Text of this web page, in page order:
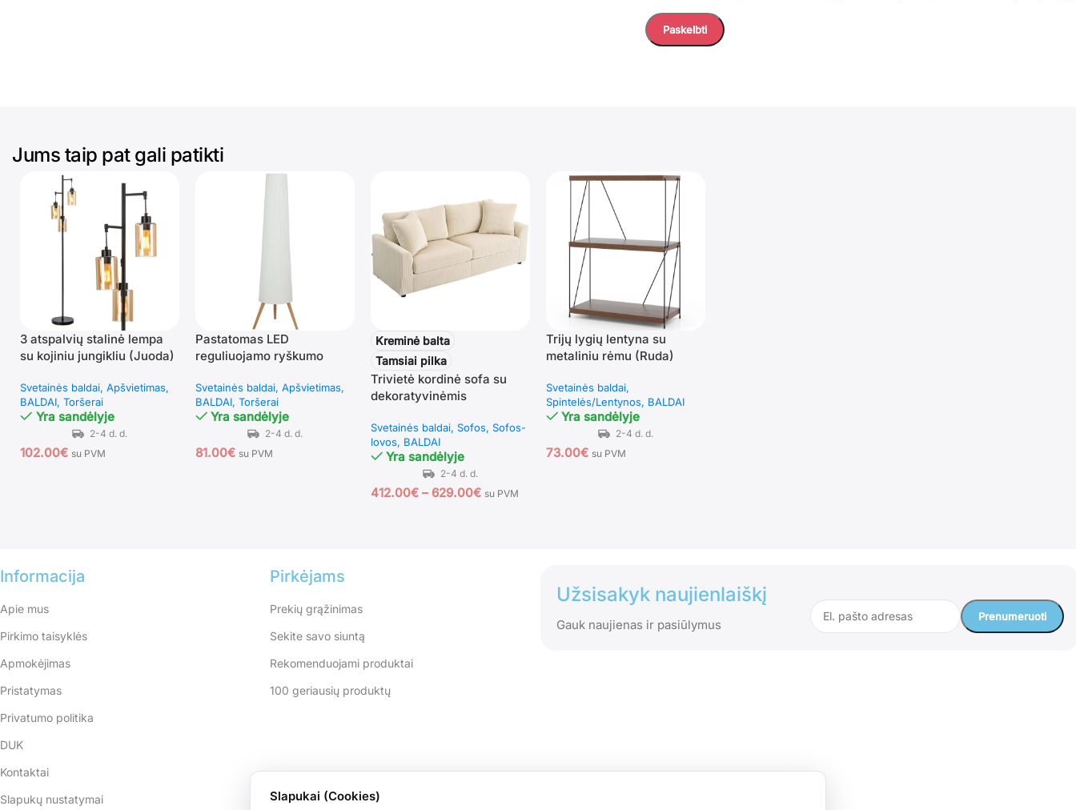
Jums taip pat gali patikti
3 atspalvių stalinė lempa
su kojiniu jungikliu (Juoda)
Svetainės baldai Apšvietimas
BALDAI Toršerai
Yra sandėlyje
102.00€ su PVM
Pastatomas LED
reguliuojamo ryškumo
trikoju ir medžiaginiu
gaubtu
Svetainės baldai Apšvietimas
BALDAI Toršerai
Yra sandėlyje
81.00€ su PVM
Kreminė balta
Tamsiai pilka
Trivietė kordinė sofa su
dekoratyvinėmis
Svetainės baldai Sofos Sofos-
lovos BALDAI
Yra sandėlyje
412.00€ – 629.00€ su PVM
Trijų lygių lentyna su
metaliniu rėmu (Ruda)
Svetainės baldai
Spintelės/Lentynos BALDAI
Yra sandėlyje
73.00€ su PVM
Informacija
Apie mus
Pirkimo taisyklės
Apmokėjimas
Pristatymas
Privatumo politika
DUK
Kontaktai
Slapukų nustatymai
Pirkėjams
Prekių grąžinimas
Sekite savo siuntą
Rekomenduojami produktai
100 geriausių produktų
Užsisakyk naujienlaiškį
Gauk naujienas ir pasiūlymus
Slapukai (Cookies)